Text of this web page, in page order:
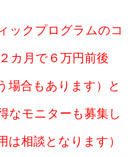
ックプログラムのコ
カ月で６万円前後
場合もあります）と
なモニターも募集し
は相談となります）